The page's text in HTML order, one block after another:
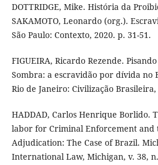
DOTTRIDGE, Mike. História da
SAKAMOTO, Leonardo (org.).
São Paulo: Contexto, 2020. p. 31-51.
FIGUEIRA, Ricardo Rezende.
Sombra: a escravidão por dívida no
Rio de Janeiro: Civilização Brasileira,
HADDAD, Carlos Henrique Borlido.
labor for Criminal Enforcement and
Adjudication: The Case of Brazil.
International Law, Michigan, v. 38,